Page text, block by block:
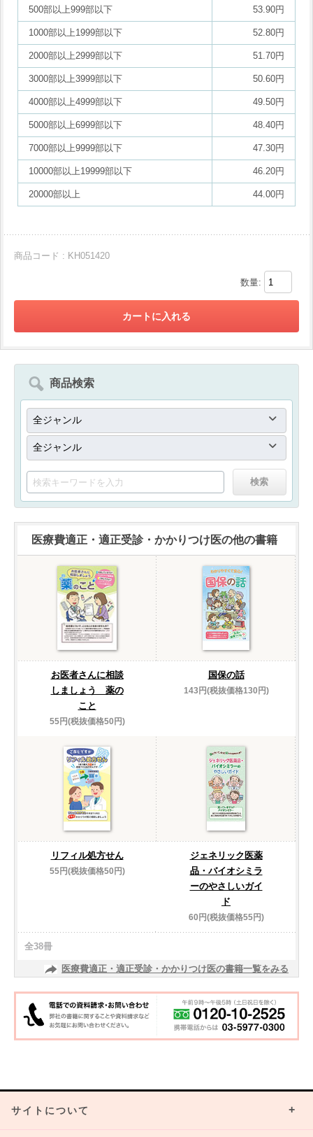
500部以上999部以下 53.90円
1000部以上1999部以下 52.80円
2000部以上2999部以下 51.70円
3000部以上3999部以下 50.60円
4000部以上4999部以下 49.50円
5000部以上6999部以下 48.40円
7000部以上9999部以下 47.30円
10000部以上19999部以下 46.20円
20000部以上 44.00円
商品コード : KH051420
数量:
商品検索
医療費適正・適正受診・かかりつけ医の他の書籍
お医者さんに相談
しましょう 薬の
こと
55円(税抜価格50円)
国保の話
143円(税抜価格130円)
リフィル処方せん
55円(税抜価格50円)
ジェネリック医薬
品・バイオシミラ
ーのやさしいガイ
ド
60円(税抜価格55円)
全38冊
医療費適正・適正受診・かかりつけ医の書籍一覧をみる
サイトについて